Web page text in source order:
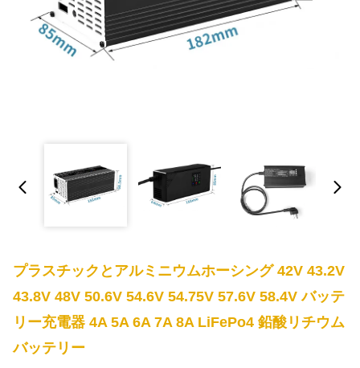
プラスチックとアルミニウムホーシング 42V 43.2V
43.8V 48V 50.6V 54.6V 54.75V 57.6V 58.4V バッテ
リー充電器 4A 5A 6A 7A 8A LiFePo4 鉛酸リチウム
バッテリー